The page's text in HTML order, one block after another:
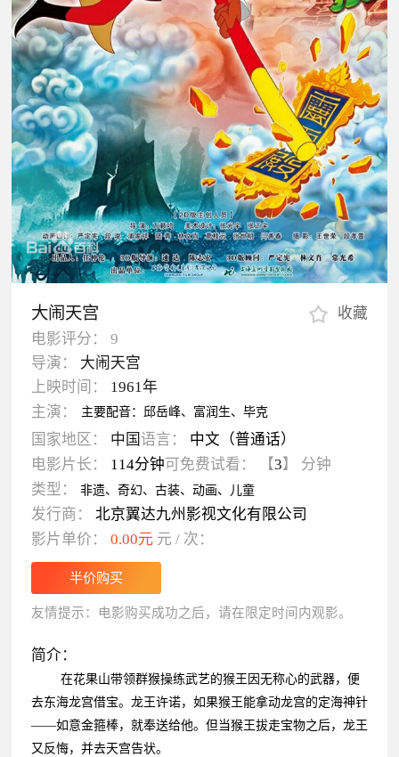
收藏
大闹天宫
电影评分：
9
导演：
大闹天宫
上映时间：
1961年
主演：
主要配音：邱岳峰、富润生、毕克
国家地区： 中国语言：
中文（普通话）
电影片长：
114分钟可免费试看： 【3】
分钟
类型：
非遗、奇幻、古装、动画、儿童
发行商：
北京翼达九州影视文化有限公司
影片单价：
0.00元 元 / 次：
友情提示：电影购买成功之后，请在限定时间内观影。
简介：
在花果山带领群猴操练武艺的猴王因无称心的武器，便
去东海龙宫借宝。龙王许诺，如果猴王能拿动龙宫的定海神针
——如意金箍棒，就奉送给他。但当猴王拔走宝物之后，龙王
又反悔，并去天宫告状。